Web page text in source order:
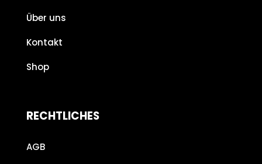
Über uns
Kontakt
Shop
RECHTLICHES
AGB